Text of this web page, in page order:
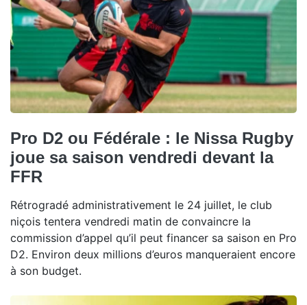
Pro D2 ou Fédérale : le Nissa Rugby
joue sa saison vendredi devant la
FFR
Rétrogradé administrativement le 24 juillet, le club
niçois tentera vendredi matin de convaincre la
commission d’appel qu’il peut financer sa saison en Pro
D2. Environ deux millions d’euros manqueraient encore
à son budget.